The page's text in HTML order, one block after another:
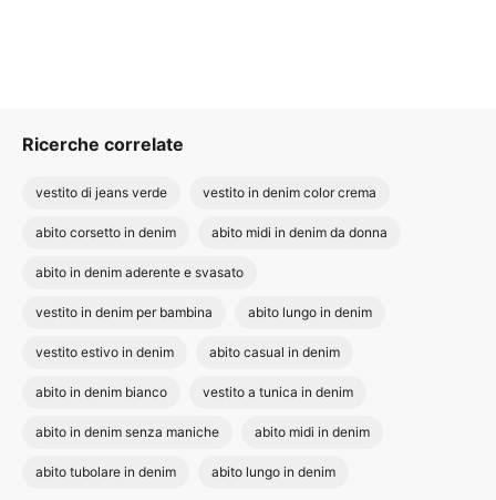
Ricerche correlate
vestito di jeans verde vestito in denim color crema
abito corsetto in denim abito midi in denim da donna
abito in denim aderente e svasato
vestito in denim per bambina abito lungo in denim
vestito estivo in denim abito casual in denim
abito in denim bianco vestito a tunica in denim
abito in denim senza maniche abito midi in denim
abito tubolare in denim abito lungo in denim